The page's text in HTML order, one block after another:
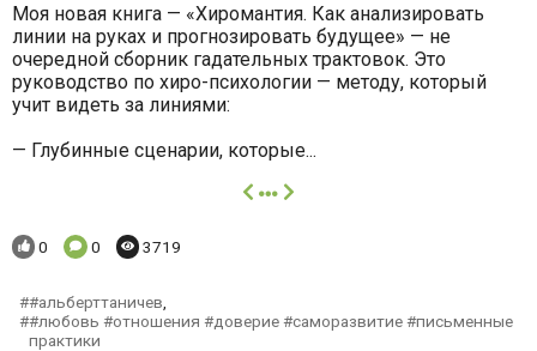
Моя новая книга — «Хиромантия. Как анализировать
линии на руках и прогнозировать будущее» — не
очередной сборник гадательных трактовок. Это
руководство по хиро-психологии — методу, который
учит видеть за линиями:
— Глубинные сценарии, которые...
далее
Понравилось:
0 Комментариев:
0 Просмотров:
3719
#альберттаничев
#любовь #отношения #доверие #саморазвитие #письменные
практики